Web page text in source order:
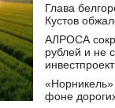
Глава
Кустов
АЛРОСА
рублей и не
фоне